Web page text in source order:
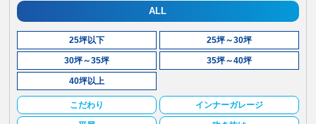
ALL
25坪以下 25坪～30坪
30坪～35坪 35坪～40坪
40坪以上
こだわり インナーガレージ